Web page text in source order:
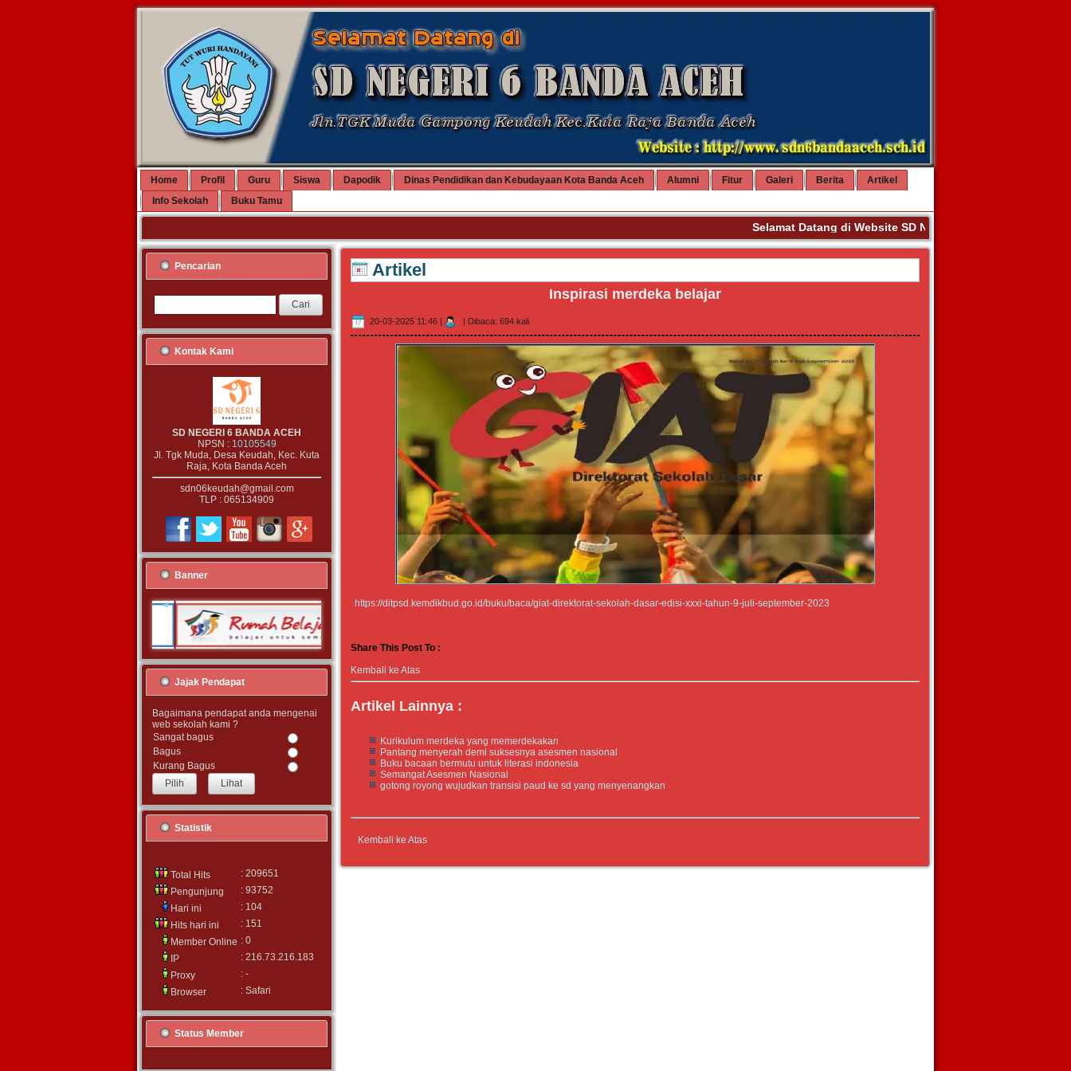
Home Profil Guru Siswa Dapodik Dinas Pendidikan dan Kebudayaan Kota Banda Aceh Alumni Fitur Galeri Berita
Artikel
Info Sekolah
Buku Tamu
Selamat Datang di Website SD NEGERI 6 BANDA ACEH.
Pencarian
Kontak Kami
SD NEGERI 6 BANDA ACEH
NPSN : 10105549
Jl. Tgk Muda, Desa Keudah, Kec. Kuta
Raja, Kota Banda Aceh
sdn06keudah@gmail.com
TLP : 065134909
Banner
Jajak Pendapat
Bagaimana pendapat anda mengenai
web sekolah kami ?
Sangat bagus
Bagus
Kurang Bagus
Lihat
Statistik
Total Hits
: 209651
Pengunjung
: 93752
Hari ini
: 104
Hits hari ini
: 151
Member Online : 0
IP
: 216.73.216.183
Proxy
: -
Browser
: Safari
Status Member
Artikel
Inspirasi merdeka belajar
20-03-2025 11:46 | | Dibaca: 694 kali
https://ditpsd.kemdikbud.go.id/buku/baca/giat-direktorat-sekolah-dasar-edisi-xxxi-tahun-9-juli-september-2023
Share This Post To :
Kembali ke Atas
Artikel Lainnya :
Kurikulum merdeka yang memerdekakan
Pantang menyerah demi suksesnya asesmen nasional
Buku bacaan bermutu untuk literasi indonesia
Semangat Asesmen Nasional
gotong royong wujudkan transisi paud ke sd yang menyenangkan
Kembali ke Atas